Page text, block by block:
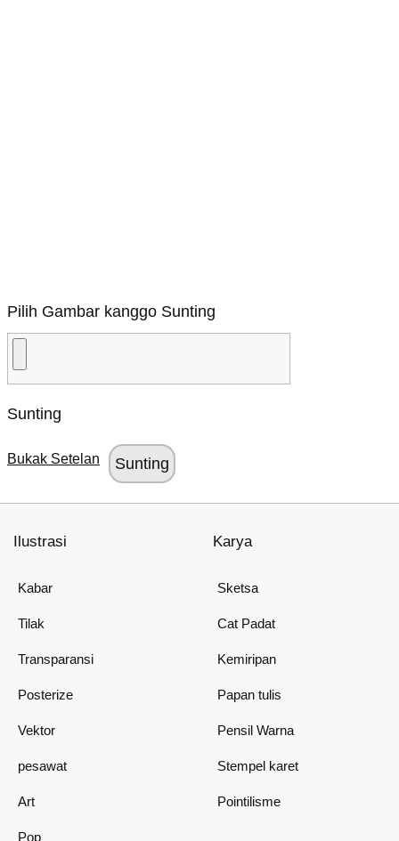
Pilih Gambar kanggo Sunting
Sunting
Bukak Setelan
Ilustrasi
Kabar
Tilak
Transparansi
Posterize
Vektor
pesawat
Art
Pop
Karya
Sketsa
Cat Padat
Kemiripan
Papan tulis
Pensil Warna
Stempel karet
Pointilisme